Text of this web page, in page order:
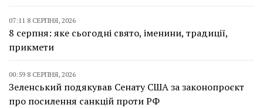
07:11 8 СЕРПНЯ, 2026
8 серпня: яке сьогодні свято, іменини, традиції,
прикмети
00:59 8 СЕРПНЯ, 2026
Зеленський подякував Сенату США за законопроєкт
про посилення санкцій проти РФ